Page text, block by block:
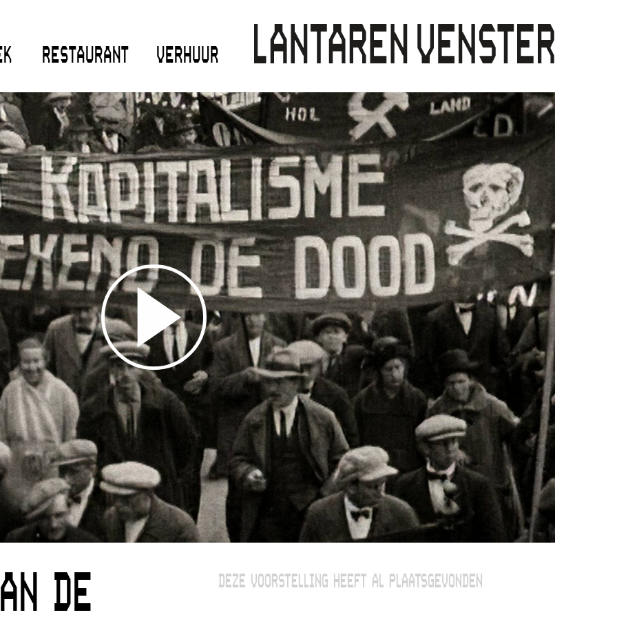
RESTAURANT VERHUUR
DE
DEZE VOORSTELLING HEEFT AL PLAATSGEVONDEN